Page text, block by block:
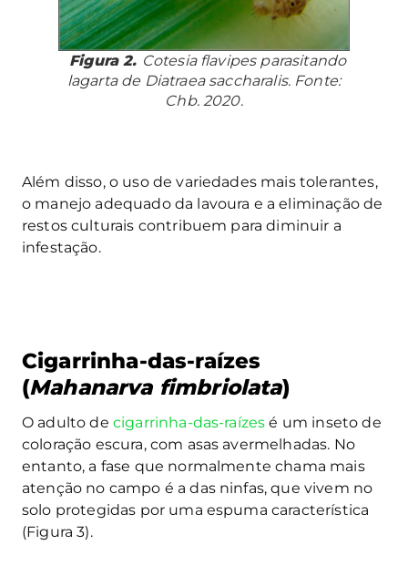
Figura 2. Cotesia flavipes parasitando
lagarta de Diatraea saccharalis. Fonte:
Chb. 2020.
Além disso, o uso de variedades mais tolerantes,
o manejo adequado da lavoura e a eliminação de
restos culturais contribuem para diminuir a
infestação.
Cigarrinha-das-raízes
(Mahanarva fimbriolata)
O adulto de cigarrinha-das-raízes é um inseto de
coloração escura, com asas avermelhadas. No
entanto, a fase que normalmente chama mais
atenção no campo é a das ninfas, que vivem no
solo protegidas por uma espuma característica
(Figura 3).